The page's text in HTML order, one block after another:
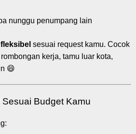
nunggu penumpang lain
sesuai request kamu. Cocok
kerja, tamu luar kota,
😄
Budget Kamu